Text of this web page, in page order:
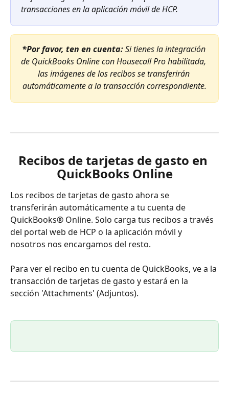
transacciones en la aplicación móvil de HCP.
*Por favor, ten en cuenta: Si tienes la integración
de QuickBooks Online con Housecall Pro habilitada,
las imágenes de los recibos se transferirán
automáticamente a la transacción correspondiente.
Recibos de tarjetas de gasto en
QuickBooks Online
Los recibos de tarjetas de gasto ahora se
transferirán automáticamente a tu cuenta de
QuickBooks® Online. Solo carga tus recibos a través
del portal web de HCP o la aplicación móvil y
nosotros nos encargamos del resto.
Para ver el recibo en tu cuenta de QuickBooks, ve a la
transacción de tarjetas de gasto y estará en la
sección 'Attachments' (Adjuntos).